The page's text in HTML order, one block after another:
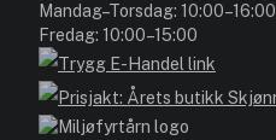
Mandag–Torsdag: 10:00–16:00
Fredag: 10:00–15:00